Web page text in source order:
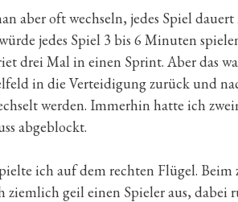
aber oft wechseln, jedes Spiel
jedes Spiel 3 bis 6 Minuten
drei Mal in einen Sprint. Aber das
in die Verteidigung zurück und
werden. Immerhin hatte ich
abgeblockt.
ich auf dem rechten Flügel.
ziemlich geil einen Spieler aus, dabei